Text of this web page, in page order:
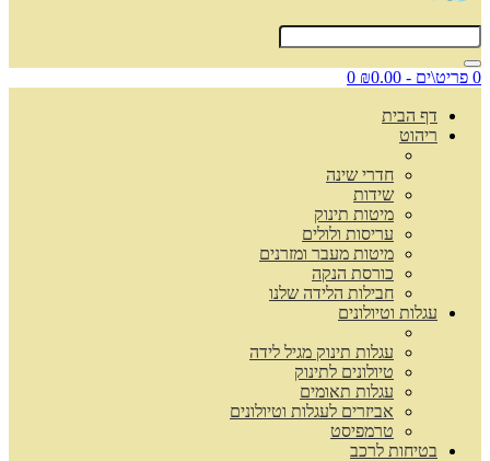
0 פריט\ים - ₪0.00 0
דף הבית
ריהוט
חדרי שינה
שידות
מיטות תינוק
עריסות ולולים
מיטות מעבר ומזרנים
כורסת הנקה
חבילות הלידה שלנו
עגלות וטיולונים
עגלות תינוק מגיל לידה
טיולונים לתינוק
עגלות תאומים
אביזרים לעגלות וטיולונים
טרמפיסט
בטיחות לרכב